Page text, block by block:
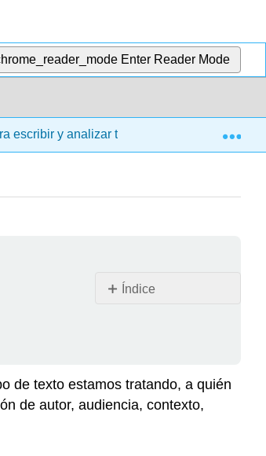
Enter Reader Mode
escribir y analizar textos en la universidad
Índice
Elementos
clave
de texto estamos tratando, a quién
de autor, audiencia, contexto,